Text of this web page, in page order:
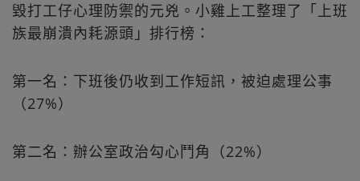
毀打工仔心理防禦的元兇。小雞上工整理了「上班
族最崩潰內耗源頭」排行榜：
第一名：下班後仍收到工作短訊，被迫處理公事
（27%）
第二名：辦公室政治勾心鬥角（22%）